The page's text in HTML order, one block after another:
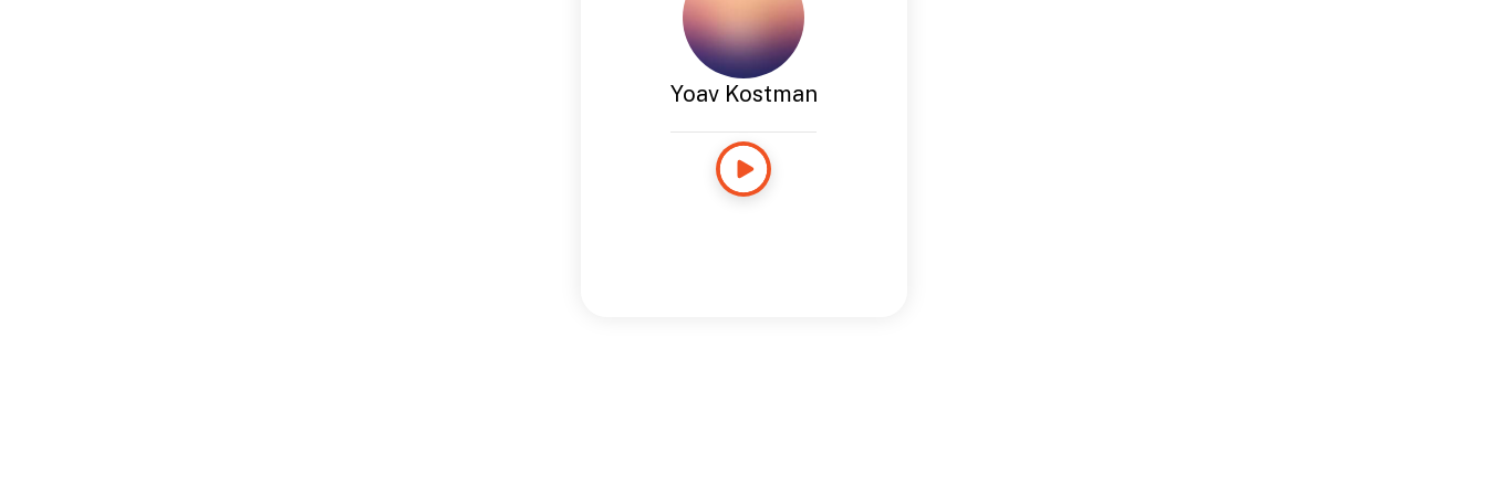
Yoav Kostman